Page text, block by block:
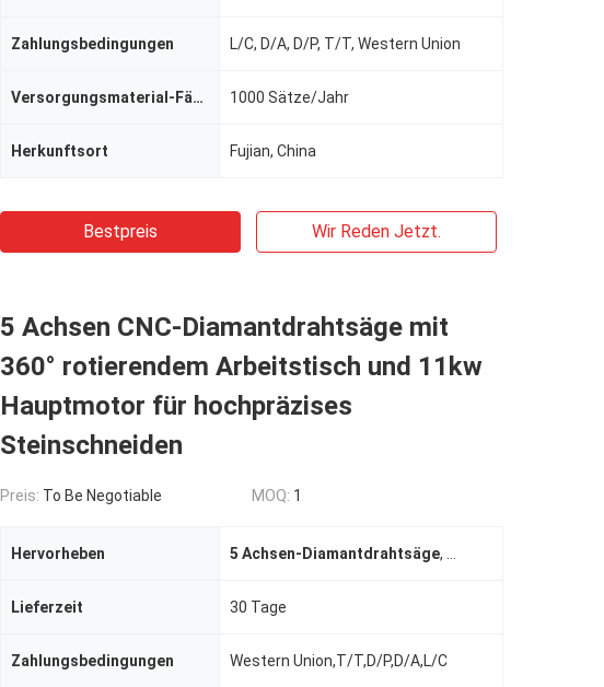
Zahlungsbedingungen L/C, D/A, D/P, T/T, Western Union
Versorgungsmaterial-Fähigkeit 1000 Sätze/Jahr
Herkunftsort Fujian, China
Bestpreis Wir Reden Jetzt.
5 Achsen CNC-Diamantdrahtsäge mit
360° rotierendem Arbeitstisch und 11kw
Hauptmotor für hochpräzises
Steinschneiden
Preis: To Be Negotiable MOQ: 1
Hervorheben 5 Achsen-Diamantdrahtsäge,
Lieferzeit 30 Tage
Zahlungsbedingungen Western Union,T/T,D/P,D/A,L/C